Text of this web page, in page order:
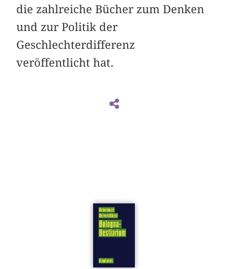
die zahlreiche Bücher zum Denken
und zur Politik der
Geschlechterdifferenz
veröffentlicht hat.